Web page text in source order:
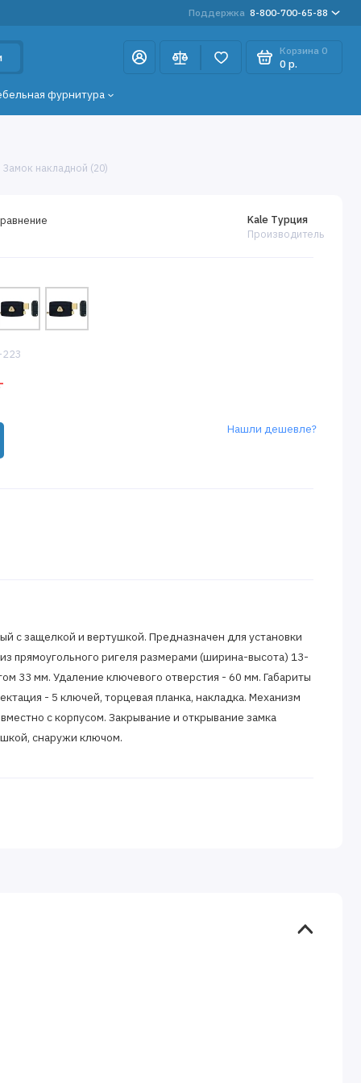
Поддержка 8-800-700-65-88
Корзина 0
0 р.
фурнитура
Замок накладной (20)
223
Kale Турция
Производитель
Нашли дешевле?
с защелкой и вертушкой. Предназначен для установки
прямоугольного ригеля размерами (ширина-высота) 13-
33 мм. Удаление ключевого отверстия - 60 мм. Габариты
- 5 ключей, торцевая планка, накладка. Механизм
с корпусом. Закрывание и открывание замка
снаружи ключом.